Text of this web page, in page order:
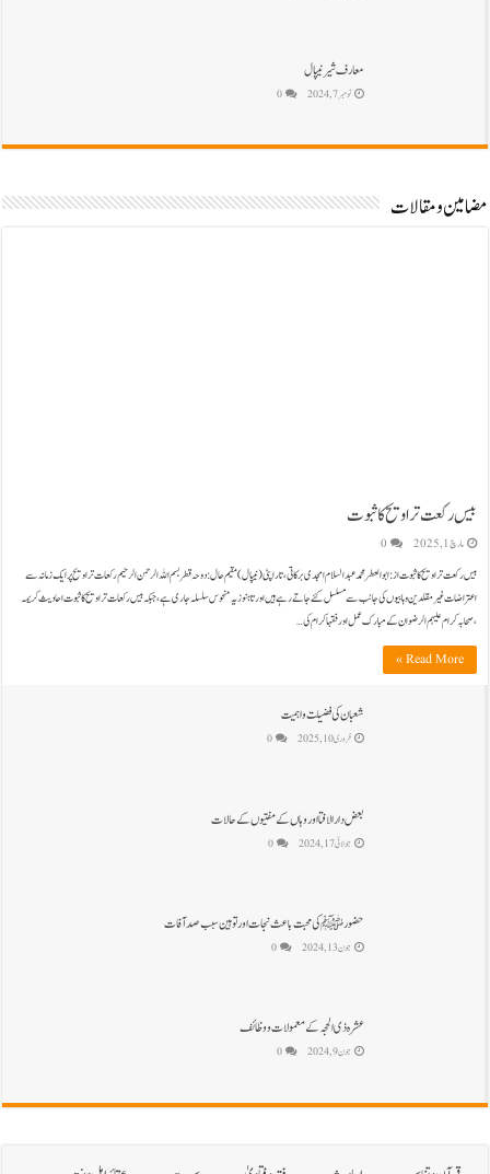
معارف شیرنیپال
نومبر 7, 2024 0
مضامین ومقالات
بیس رکعت تراویح کا ثبوت
مارچ 1, 2025 0
بیس رکعت تراویح کا ثبوت از:ابوالعطر محمد عبدالسلام امجدی برکاتی،تاراپٹی(نیپال) مقیم حال:دوحہ قطر بسم اللہ الرحمن الرحیم رکعات تراویح پر ایک زمانہ سے
اعتراضات غیر مقلدین وہابیوں کی جانب سے مسلسل کئے جاتے رہے ہیں اور تاہنوز یہ منحوس سلسلہ جاری ہے،جبکہ بیس رکعات تراویح کا ثبوت احادیث کریمہ
،صحابہ کرام علیہم الرضوان کے مبارک عمل اور فقہا کرام کی …
Read More »
شعبان کی فضیلت و اہمیت
فروری 10, 2025 0
بعض دارالافتا اور وہاں کے مفتیوں کے حالات
جولائی 17, 2024 0
حضور ﷺ کی محبت باعث نجات اور توہین سبب صد آفات
جون 13, 2024 0
عشرہ ذی الحجہ کے معمولات و و ظائف
جون 9, 2024 0